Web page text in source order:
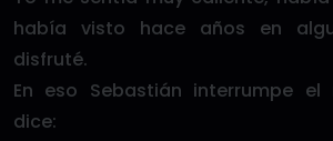
había visto hace años en
disfruté.
En eso Sebastián interrumpe
dice: